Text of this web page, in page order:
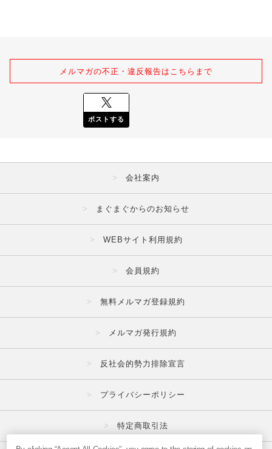
メルマガの不正・違反報告はこちらまで
ポストする
会社案内
まぐまぐからのお知らせ
WEBサイト利用規約
会員規約
無料メルマガ登録規約
メルマガ発行規約
反社会的勢力排除宣言
プライバシーポリシー
特定商取引法